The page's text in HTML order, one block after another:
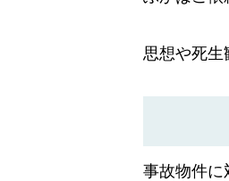
思想や死生
事故物件に